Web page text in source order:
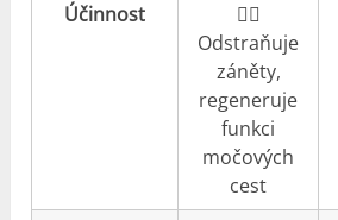
Účinnost
👍🏼
Odstraňuje
záněty,
regeneruje
funkci
močových
cest